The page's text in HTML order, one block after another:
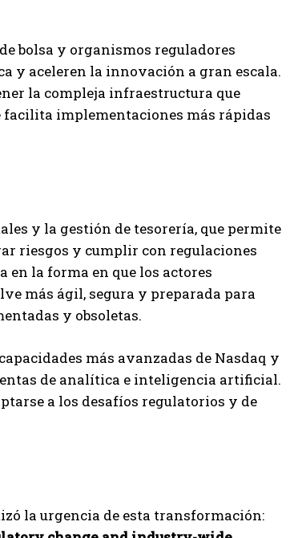
bolsa y organismos reguladores
y aceleren la innovación a gran escala.
la compleja infraestructura que
facilita implementaciones más rápidas
y la gestión de tesorería, que permite
riesgos y cumplir con regulaciones
en la forma en que los actores
más ágil, segura y preparada para
y obsoletas.
más avanzadas de Nasdaq y
de analítica e inteligencia artificial.
a los desafíos regulatorios y de
la urgencia de esta transformación: